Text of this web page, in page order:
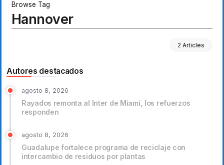
Browse Tag
Hannover
2 Articles
Autores destacados
agosto 8, 2026
Rayados remonta al Inter de Miami, los refuerzos
responden
agosto 8, 2026
Guadalupe fortalece programa de reciclaje con
intercambio de residuos por plantas